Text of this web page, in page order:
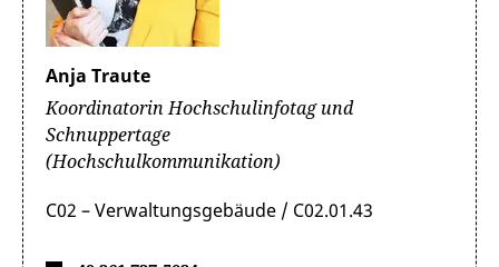
Anja Traute
Koordinatorin Hochschulinfotag und
Schnuppertage
(Hochschulkommunikation)
C02 – Verwaltungsgebäude / C02.01.43